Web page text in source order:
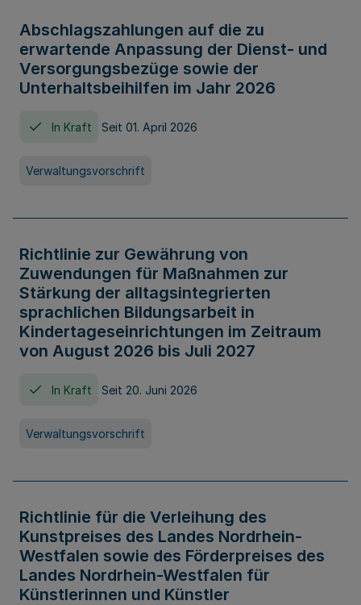
Abschlagszahlungen auf die zu
erwartende Anpassung der Dienst- und
Versorgungsbezüge sowie der
Unterhaltsbeihilfen im Jahr 2026
In Kraft Seit 01. April 2026
Verwaltungsvorschrift
Richtlinie zur Gewährung von
Zuwendungen für Maßnahmen zur
Stärkung der alltagsintegrierten
sprachlichen Bildungsarbeit in
Kindertageseinrichtungen im Zeitraum
von August 2026 bis Juli 2027
In Kraft Seit 20. Juni 2026
Verwaltungsvorschrift
Richtlinie für die Verleihung des
Kunstpreises des Landes Nordrhein-
Westfalen sowie des Förderpreises des
Landes Nordrhein-Westfalen für
Künstlerinnen und Künstler